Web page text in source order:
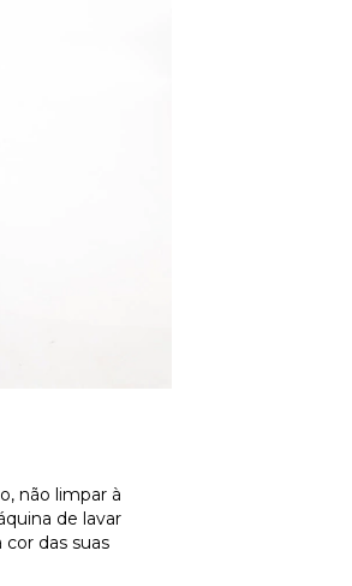
não limpar à
de lavar
das suas